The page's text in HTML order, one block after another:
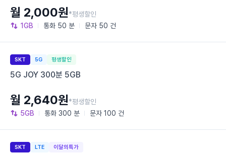
1GB 통화 50 분 문자 50 건
월 2,000원*평생할인
SKT 5G 평생할인
5G JOY 300분 5GB
5GB 통화 300 분 문자 100 건
월 2,640원*평생할인
SKT LTE 이달의특가